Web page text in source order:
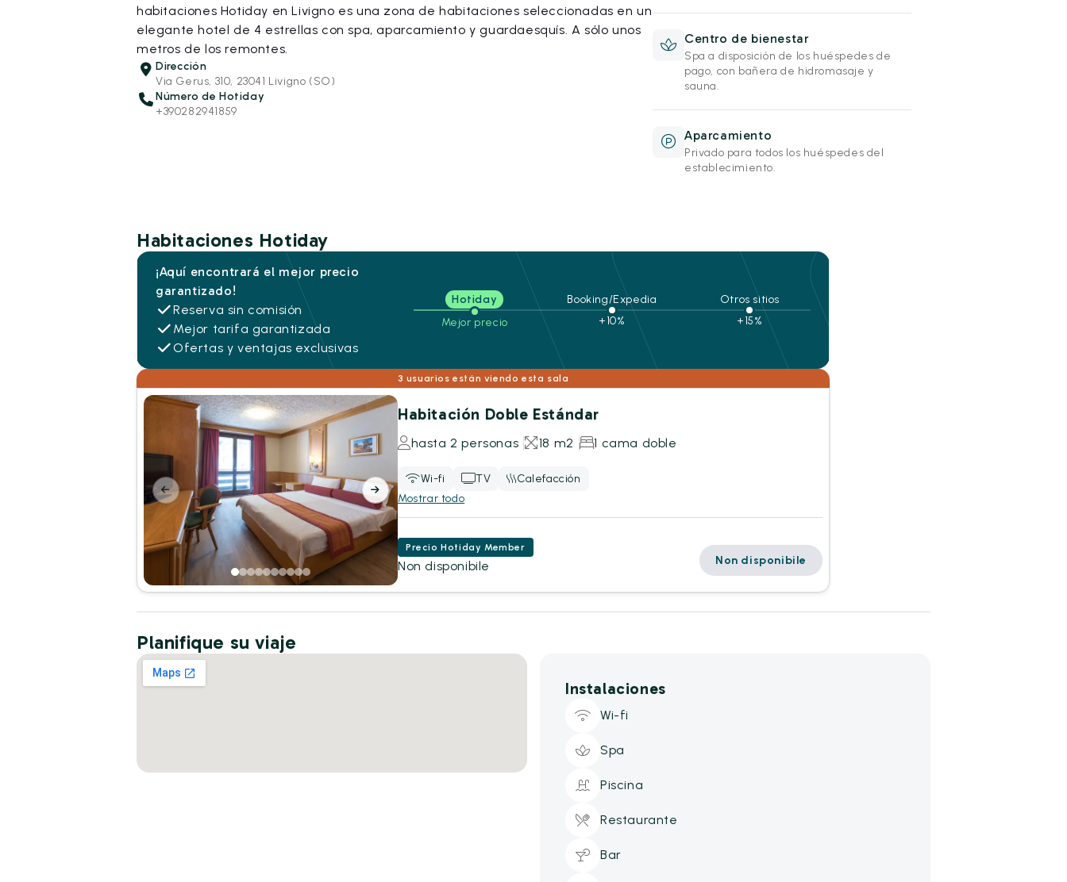
habitaciones Hotiday en Livigno es una zona de habitaciones seleccionadas en un
elegante hotel de 4 estrellas con spa, aparcamiento y guardaesquís. A sólo unos
metros de los remontes.
Dirección
Via Gerus, 310, 23041 Livigno (SO)
Número de Hotiday
+390282941859
Centro de bienestar
Spa a disposición de los huéspedes de
pago, con bañera de hidromasaje y
sauna.
Aparcamiento
Privado para todos los huéspedes del
establecimiento.
Habitaciones Hotiday
¡Aquí encontrará el mejor precio
garantizado!
Reserva sin comisión
Mejor tarifa garantizada
Ofertas y ventajas exclusivas
Hotiday
Mejor precio
Booking/Expedia
+10%
Otros sitios
+15%
3 usuarios están viendo esta sala
Habitación Doble Estándar
hasta 2 personas 18 m2 1 cama doble
Wi-fi TV
Calefacción
Mostrar todo
Precio Hotiday Member
Non disponibile Non disponibile
Planifique su viaje
Instalaciones
Wi-fi
Spa
Piscina
Restaurante
Bar